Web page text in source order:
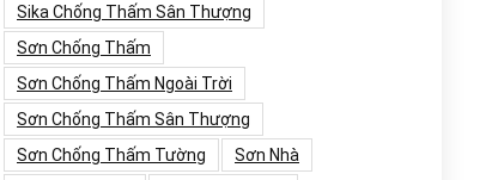
Sika Chống Thấm Sân Thượng
Sơn Chống Thấm
Sơn Chống Thấm Ngoài Trời
Sơn Chống Thấm Sân Thượng
Sơn Chống Thấm Tường
Sơn Nhà